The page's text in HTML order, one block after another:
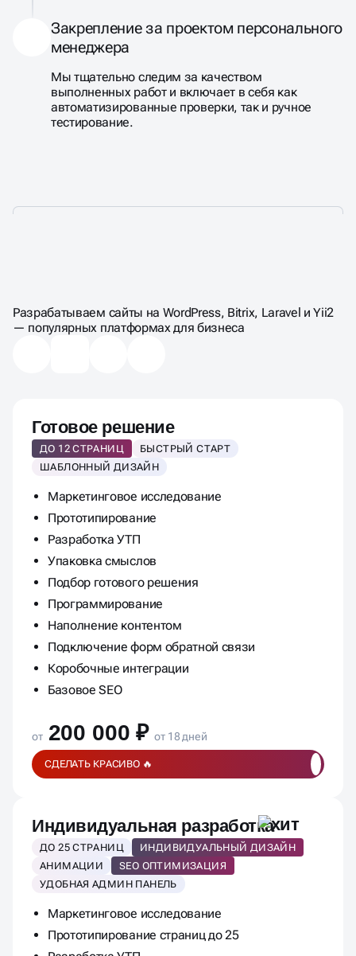
Закрепление за проектом персонального
менеджера
Мы тщательно следим за качеством
выполненных работ и включает в себя как
автоматизированные проверки, так и ручное
тестирование.
САЙТА НА WORDPRESS
Разрабатываем сайты на WordPress, Bitrix, Laravel и Yii2
— популярных платформах для бизнеса
Готовое решение
ДО 12 СТРАНИЦ
БЫСТРЫЙ СТАРТ
ШАБЛОННЫЙ ДИЗАЙН
Маркетинговое исследование
Прототипирование
Разработка УТП
Упаковка смыслов
Подбор готового решения
Программирование
Наполнение контентом
Подключение форм обратной связи
Коробочные интеграции
Базовое SEO
от 200 000 ₽ от 18 дней
СДЕЛАТЬ КРАСИВО 🔥
Индивидуальная разработка
ДО 25 СТРАНИЦ
ИНДИВИДУАЛЬНЫЙ ДИЗАЙН
АНИМАЦИИ
SEO ОПТИМИЗАЦИЯ
УДОБНАЯ АДМИН ПАНЕЛЬ
Маркетинговое исследование
Прототипирование страниц до 25